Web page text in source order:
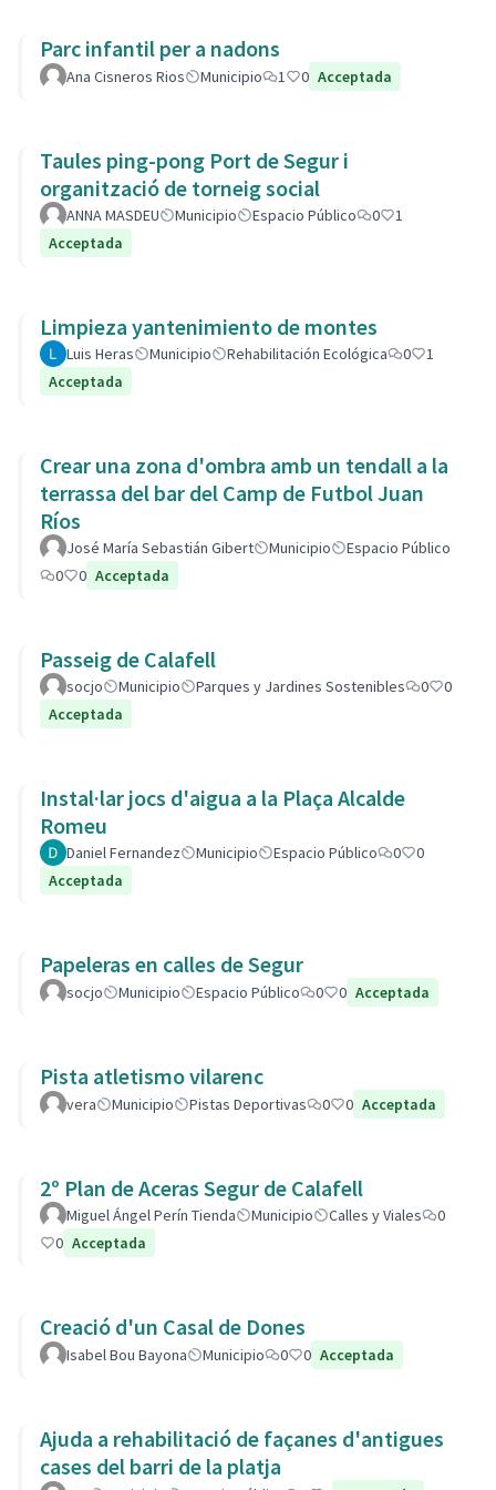
Parc infantil per a nadons
Ana Cisneros Rios Municipio 1 0 Acceptada
Taules ping-pong Port de Segur i
organització de torneig social
ANNA MASDEU Municipio Espacio Público 0
1
Acceptada
Limpieza yantenimiento de montes
Luis Heras Municipio Rehabilitación Ecológica 0
1
Acceptada
Crear una zona d'ombra amb un tendall a la
terrassa del bar del Camp de Futbol Juan
Ríos
José María Sebastián Gibert Municipio
Espacio Público
0
0 Acceptada
Passeig de Calafell
socjo Municipio Parques y Jardines Sostenibles 0
0
Acceptada
Instal·lar jocs d'aigua a la Plaça Alcalde
Romeu
Daniel Fernandez Municipio Espacio Público 0
0
Acceptada
Papeleras en calles de Segur
socjo Municipio Espacio Público 0 0 Acceptada
Pista atletismo vilarenc
vera Municipio Pistas Deportivas 0 0 Acceptada
2º Plan de Aceras Segur de Calafell
Miguel Ángel Perín Tienda Municipio Calles y Viales
0
0 Acceptada
Creació d'un Casal de Dones
Isabel Bou Bayona Municipio 0 0 Acceptada
Ajuda a rehabilitació de façanes d'antigues
cases del barri de la platja